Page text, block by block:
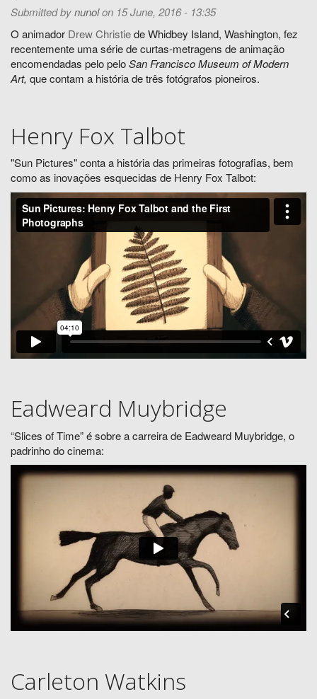
Submitted bynunolon 15 June, 2016 - 13:35
O animador Drew Christiede Whidbey Island, Washington, fez
recentemente uma série de curtas-metragens de animação
encomendadas pelo peloSan Francisco Museum of Modern
Art, que contam a história de três fotógrafos pioneiros.
Henry Fox Talbot
"Sun Pictures" conta a história das primeiras fotografias, bem
como as inovações esquecidas de Henry Fox Talbot:
Eadweard Muybridge
“Slices of Time” é sobre a carreira de Eadweard Muybridge, o
padrinho do cinema:
Carleton Watkins